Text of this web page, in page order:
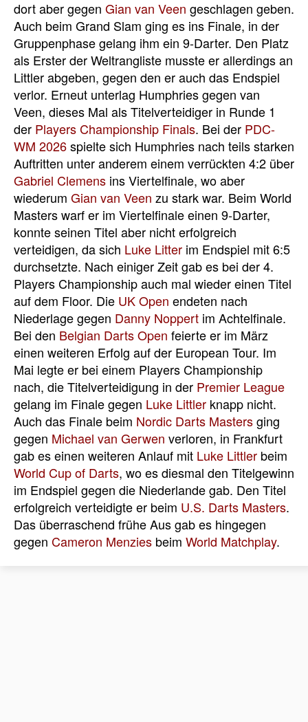
dort aber gegen Gian van Veen geschlagen geben.
Auch beim Grand Slam ging es ins Finale, in der
Gruppenphase gelang ihm ein 9-Darter. Den Platz
als Erster der Weltrangliste musste er allerdings an
Littler abgeben, gegen den er auch das Endspiel
verlor. Erneut unterlag Humphries gegen van
Veen, dieses Mal als Titelverteidiger in Runde 1
der Players Championship Finals. Bei der PDC-
WM 2026spielte sich Humphries nach teils starken
Auftritten unter anderem einem verrückten 4:2 über
Gabriel Clemens ins Viertelfinale, wo aber
wiederum Gian van Veen zu stark war. Beim World
Masters warf er im Viertelfinale einen 9-Darter,
konnte seinen Titel aber nicht erfolgreich
verteidigen, da sich Luke Litter im Endspiel mit 6:5
durchsetzte. Nach einiger Zeit gab es bei der 4.
Players Championship auch mal wieder einen Titel
auf dem Floor. Die UK Open endeten nach
Niederlage gegen Danny Noppert im Achtelfinale.
Bei den Belgian Darts Open feierte er im März
einen weiteren Erfolg auf der European Tour. Im
Mai legte er bei einem Players Championship
nach, die Titelverteidigung in der Premier League
gelang im Finale gegen Luke Littler knapp nicht.
Auch das Finale beim Nordic Darts Mastersging
gegen Michael van Gerwen verloren, in Frankfurt
gab es einen weiteren Anlauf mit Luke Littler beim
World Cup of Darts, wo es diesmal den Titelgewinn
im Endspiel gegen die Niederlande gab. Den Titel
erfolgreich verteidigte er beim U.S. Darts Masters.
Das überraschend frühe Aus gab es hingegen
gegen Cameron Menzies beim World Matchplay.